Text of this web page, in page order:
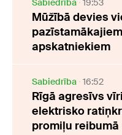
Sabiedrība 19:53
Mūžībā devies
apskatniekiem
Sabiedrība 16:52
Rīgā agresīvs
elektrisko
promiļu reibumā